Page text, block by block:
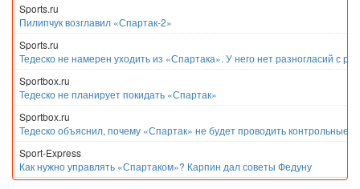
Sports.ru
Пилипчук возглавил «Спартак-2»
Sports.ru
Тедеско не намерен уходить из «Спартака». У него нет разногласий с
Sportbox.ru
Тедеско не планирует покидать «Спартак»
Sportbox.ru
Тедеско объяснил, почему «Спартак» не будет проводить контрольные
Sport-Express
Как нужно управлять «Спартаком»? Карпин дал советы Федуну